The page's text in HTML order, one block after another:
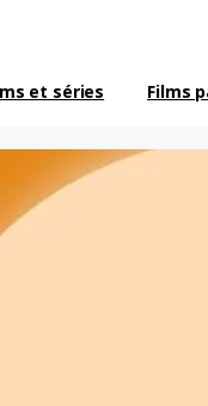
et séries Films